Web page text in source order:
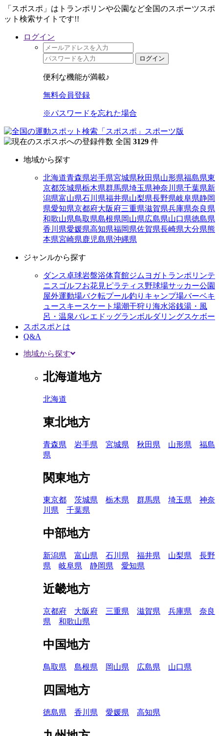
「スポスポ」はトランポリンや公園など全国のスポーツスポ
ット検索サイトです!!
ログイン
ログイン
便利な機能が満載♪
無料会員登録
※パスワードを忘れた場合
全国 3129 件
地域から探す
北海道青森県岩手県宮城県秋田県山形県福島県東
京都茨城県栃木県群馬県埼玉県神奈川県千葉県新
潟県富山県石川県福井県山梨県長野県岐阜県静岡
県愛知県京都府大阪府三重県滋賀県兵庫県奈良県
和歌山県鳥取県島根県岡山県広島県山口県徳島県
香川県愛媛県高知県福岡県佐賀県長崎県大分県熊
本県宮崎県鹿児島県沖縄県
ジャンルから探す
ダンス卓球岩盤浴体育館ジム ヨガトランポリンテ
ニス ゴルフお花見 ピラティス野球場サッカー公園
屋外運動場バク転プール釣り キャンプ場バーベキ
ュースキースケート場潮干狩り 海水浴銭湯・風
呂・温泉バレエ ドッグランボルダリングスケボー
スポスポとは
Q&A
地域から探す
北海道地方
北海道
東北地方
青森県 岩手県 宮城県 秋田県 山形県
福島
県
関東地方
東京都 茨城県 栃木県 群馬県 埼玉県
神奈
川県
千葉県
中部地方
新潟県 富山県 石川県 福井県 山梨県
長野
県
岐阜県 静岡県 愛知県
近畿地方
京都府 大阪府 三重県 滋賀県 兵庫県
奈良
県
和歌山県
中国地方
鳥取県 島根県 岡山県 広島県 山口県
四国地方
徳島県 香川県 愛媛県 高知県